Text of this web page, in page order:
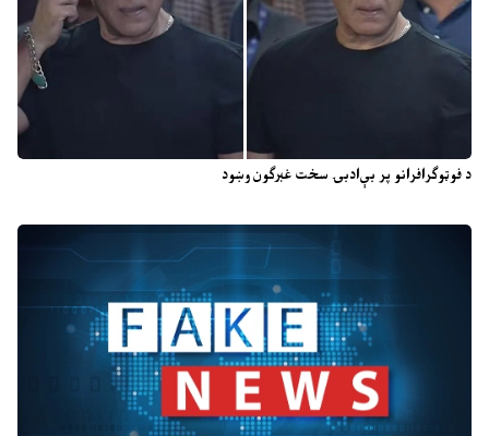
د فوټوګرافرانو پر بې‌ادبۍ سخت غبرګون وښود